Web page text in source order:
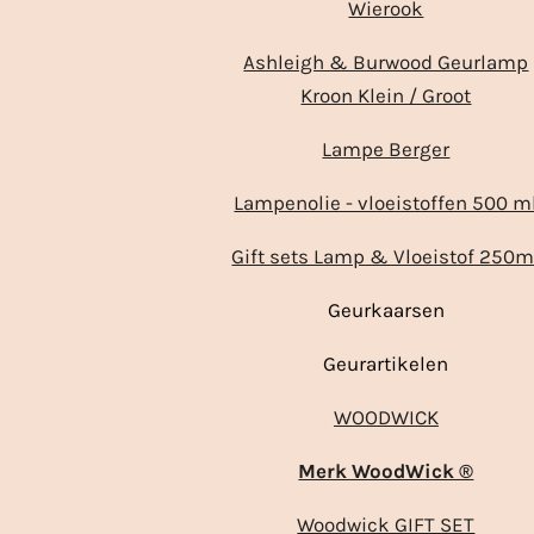
Wierook
Ashleigh & Burwood Geurlamp
Kroon Klein / Groot
Lampe Berger
Lampenolie - vloeistoffen 500
Gift sets Lamp & Vloeistof
Geurkaarsen
Geurartikelen
WOODWICK
Merk WoodWick ®
Woodwick GIFT SET